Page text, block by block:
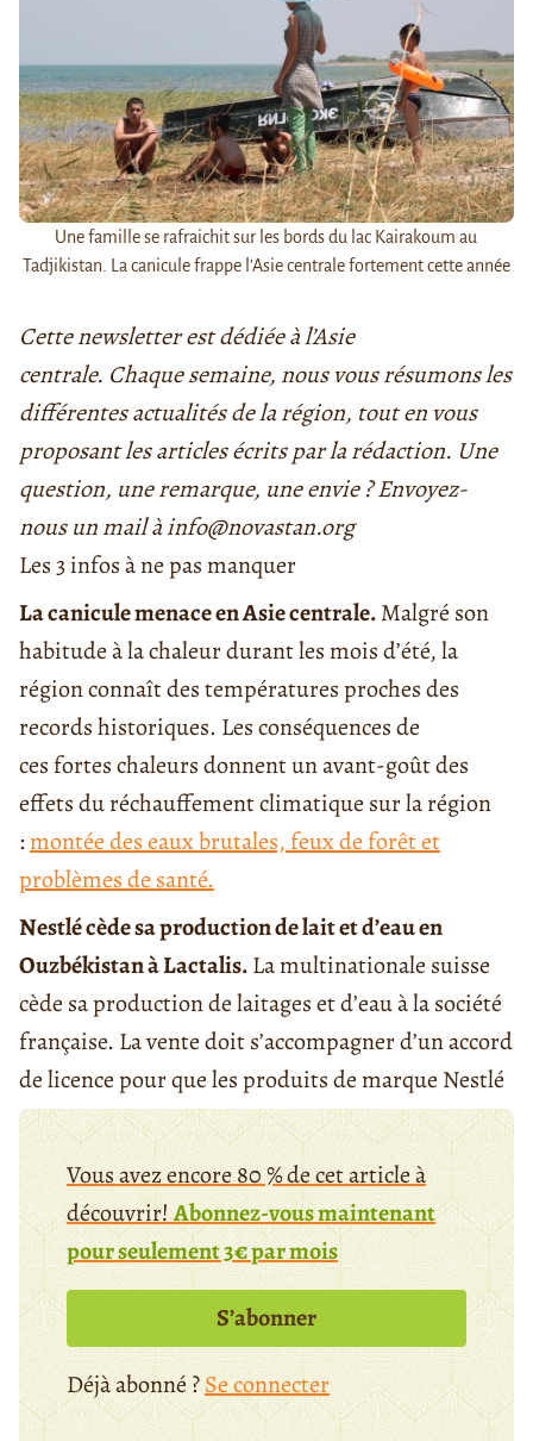
Une famille se rafraichit sur les bords du lac Kairakoum au
Tadjikistan. La canicule frappe l'Asie centrale fortement cette année
Cette newsletter est dédiée à l’Asie
centrale. Chaque semaine, nous vous résumons les
différentes actualités de la région, tout en vous
proposant les articles écrits par la rédaction. Une
question, une remarque, une envie ? Envoyez-
nous un mail à info@novastan.org
Les 3 infos à ne pas manquer
La canicule menace en Asie centrale.Malgré son
habitude à la chaleur durant les mois d’été, la
région connaît des températures proches des
records historiques. Les conséquences de
ces fortes chaleurs donnent un avant-goût des
effets du réchauffement climatique sur la région
:montée des eaux brutales, feux de forêt et
problèmes de santé.
Nestlé cède sa production de lait et d’eau en
Ouzbékistan à Lactalis.La multinationale suisse
cède sa production de laitages et d’eau à la société
française. La vente doit s’accompagner d’un accord
de licence pour que les produits de marque Nestlé
Vous avez encore 80 % de cet article à
découvrir!Abonnez-vous maintenant
pour seulement 3€ par mois
S’abonner
Déjà abonné ?Se connecter